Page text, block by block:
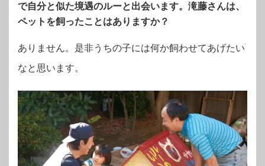
で自分と似た境遇のルーと出会います。滝藤さんは、
ペットを飼ったことはありますか？
ありません。是非うちの子には何か飼わせてあげたい
なと思います。